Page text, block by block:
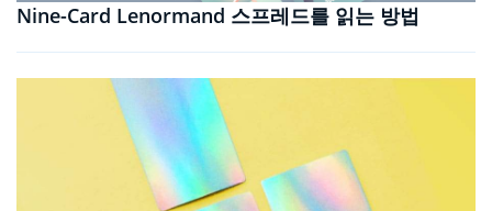
Nine-Card Lenormand 스프레드를 읽는 방법